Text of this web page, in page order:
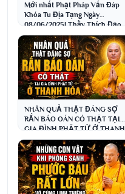
Mới nhất Phật Pháp Vấn Đáp
Khóa Tu Địa Tạng Ngày
08/06/2025| Thầy Thích Đạo
Thịnh
NHÂN QUẢ THẬT ĐÁNG SỢ
RẮN BÁO OÁN CÓ THẬT TẠI
GIA ĐÌNH PHẬT TỬ Ở THANH
HÓA | Thầy Thích Đạo Thịnh